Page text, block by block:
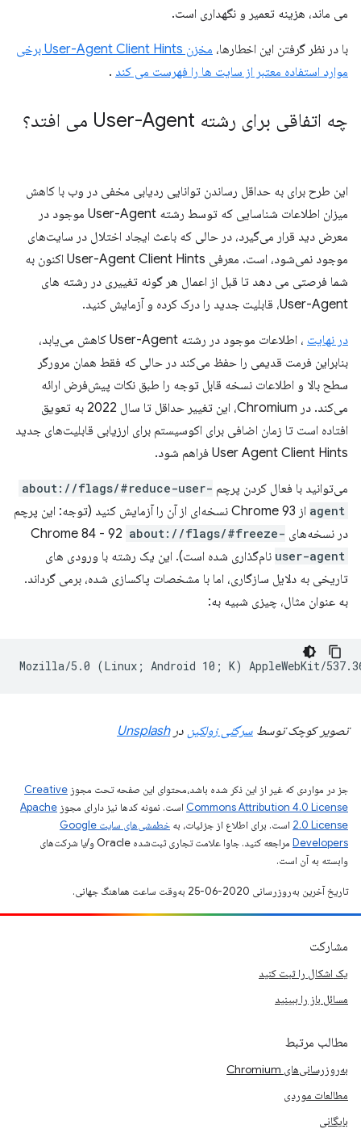
می ماند، هزینه تعمیر و نگهداری است.
با در نظر گرفتن این اخطارها،
مخزن User-Agent Client Hints برخی
موارد استفاده معتبر از سایت ها را فهرست می کند .
چه اتفاقی برای رشته User-Agent می افتد؟
این طرح برای به حداقل رساندن توانایی ردیابی مخفی در وب با کاهش
میزان اطلاعات شناسایی که توسط رشته User-Agent موجود در
معرض دید قرار می‌گیرد، در حالی که باعث ایجاد اختلال در سایت‌های
موجود نمی‌شود، است. معرفی User-Agent Client Hints اکنون به
شما فرصتی می دهد تا قبل از اعمال هر گونه تغییری در رشته های
User-Agent، قابلیت جدید را درک کرده و آزمایش کنید.
در نهایت
، اطلاعات موجود در رشته User-Agent کاهش می‌یابد،
بنابراین فرمت قدیمی را حفظ می‌کند در حالی که فقط همان مرورگر
سطح بالا و اطلاعات نسخه قابل توجه را طبق نکات پیش‌فرض ارائه
می‌کند. در Chromium، این تغییر حداقل تا سال 2022 به تعویق
افتاده است تا زمان اضافی برای اکوسیستم برای ارزیابی قابلیت‌های جدید
User Agent Client Hints فراهم شود.
می‌توانید با فعال کردن پرچم about://flags/#reduce-user-
agent
از Chrome 93 نسخه‌ای از آن را آزمایش کنید (توجه: این پرچم
در نسخه‌های Chrome 84 - 92 about://flags/#freeze-
user-agent نام‌گذاری شده است). این یک رشته با ورودی های
تاریخی به دلایل سازگاری، اما با مشخصات پاکسازی شده، برمی گرداند.
به عنوان مثال، چیزی شبیه به:
تصویر کوچک توسط سرگئی زولکین درUnsplash
جز در مواردی که غیر از این ذکر شده باشد،‌محتوای این صفحه تحت مجوز Creative
Commons Attribution 4.0 License است. نمونه کدها نیز دارای مجوز Apache
2.0 License است. برای اطلاع از جزئیات، به
خطمشی‌های سایت Google
Developers‏
مراجعه کنید. جاوا علامت تجاری ثبت‌شده Oracle و/یا شرکت‌های
وابسته به آن است.
تاریخ آخرین به‌روزرسانی 2020-06-25 به‌وقت ساعت هماهنگ جهانی.
مشارکت
یک اشکال را ثبت کنید
مسائل باز را ببینید
مطالب مرتبط
به‌روزرسانی‌های Chromium
مطالعات موردی
بایگانی